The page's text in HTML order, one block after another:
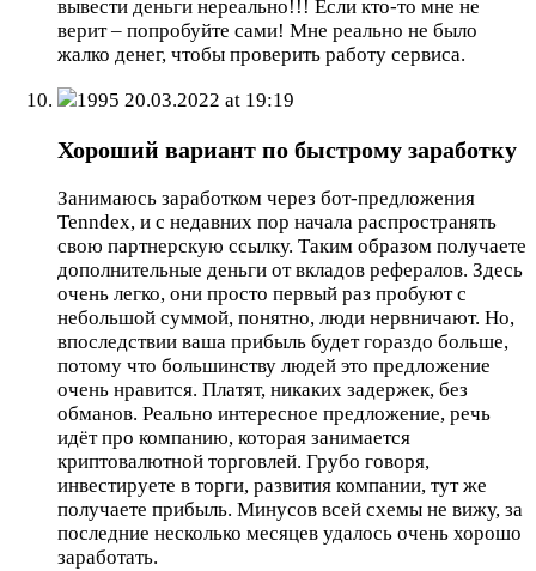
вывести деньги нереально!!! Если кто-то мне не
верит – попробуйте сами! Мне реально не было
жалко денег, чтобы проверить работу сервиса.
1995 20.03.2022 at 19:19
Хороший вариант по быстрому заработку
Занимаюсь заработком через бот-предложения
Tenndex, и с недавних пор начала распространять
свою партнерскую ссылку. Таким образом получаете
дополнительные деньги от вкладов рефералов. Здесь
очень легко, они просто первый раз пробуют с
небольшой суммой, понятно, люди нервничают. Но,
впоследствии ваша прибыль будет гораздо больше,
потому что большинству людей это предложение
очень нравится. Платят, никаких задержек, без
обманов. Реально интересное предложение, речь
идёт про компанию, которая занимается
криптовалютной торговлей. Грубо говоря,
инвестируете в торги, развития компании, тут же
получаете прибыль. Минусов всей схемы не вижу, за
последние несколько месяцев удалось очень хорошо
заработать.